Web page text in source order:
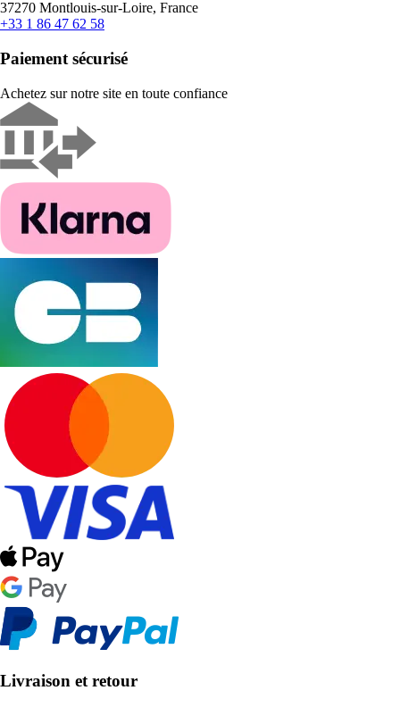
37270 Montlouis-sur-Loire, France
+33 1 86 47 62 58
Paiement sécurisé
Achetez sur notre site en toute confiance
Livraison et retour